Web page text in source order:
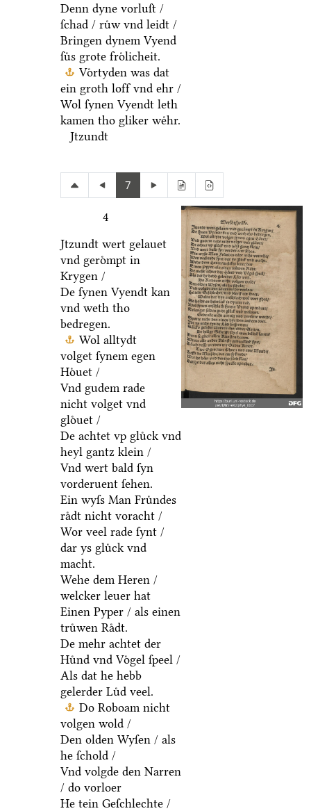
Denn dyne vorluſt /
ſchad / ruͤw vnd leidt /
Bringen dynem Vyend
ſuͤs grote froͤlicheit.
Voͤrtyden was dat
ein groth loff vnd ehr /
Wol ſynen Vyendt leth
kamen tho gliker weͤhr.
Jtzundt
7
4
Jtzundt wert gelauet
vnd geroͤmpt in
Krygen /
De ſynen Vyendt kan
vnd weth tho
bedregen.
Wol alltydt
volget ſynem egen
Hoͤuet /
Vnd gudem rade
nicht volget vnd
gloͤuet /
De achtet vp gluͤck vnd
heyl gantz klein /
Vnd wert bald ſyn
vorderuent ſehen.
Ein wyſs Man Fruͤndes
raͤdt nicht voracht /
Wor veel rade ſynt /
dar ys gluͤck vnd
macht.
Wehe dem Heren /
welcker leuer hat
Einen Pyper / als einen
truͤwen Raͤdt.
De mehr achtet der
Huͤnd vnd Voͤgel ſpeel /
Als dat he hebb
gelerder Luͤd veel.
Do Roboam nicht
volgen wold /
Den olden Wyſen / als
he ſchold /
Vnd volgde den Narren
/ do vorloer
He tein Geſchlechte /